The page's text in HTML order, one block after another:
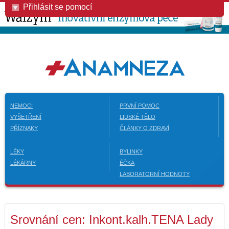
Přihlásit se pomocí
NEMOCI
VYŠETŘENÍ
PŘÍZNAKY
PRVNÍ POMOC
LIDSKÉ TĚLO
ČLÁNKY O ZDRAVÍ
LÉKY
LÉKÁRNY
BYLINKY
ÉČKA
LABORATORNÍ HODNOTY
Srovnání cen: Inkont.kalh.TENA Lady